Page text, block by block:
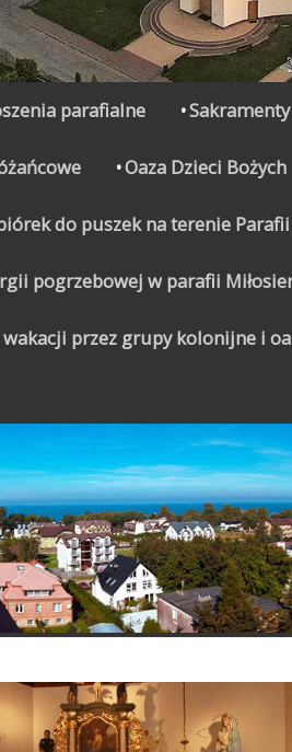
parafialne Sakramenty
Oaza Dzieci Bożych
do puszek na terenie
pogrzebowej w parafii
przez grupy kolonijne i